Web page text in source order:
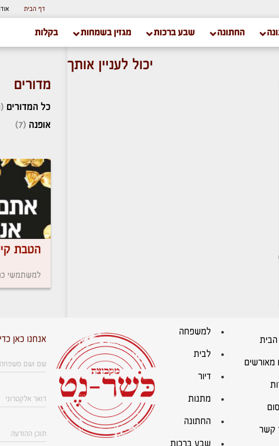
דף הבית
החתונה שבע ברכות מגזין בשמחות בקלות
יכול לעניין אותך
מדורים
כל המדורים (110)
אופנה (7)
הטבת
למשתמשי
מאורשים
קשר
למשפחה
לבית
דיור
מתנות
החתונה
שבע ברכות
אנחנו כאן